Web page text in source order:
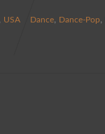
USA Dance Dance-Pop